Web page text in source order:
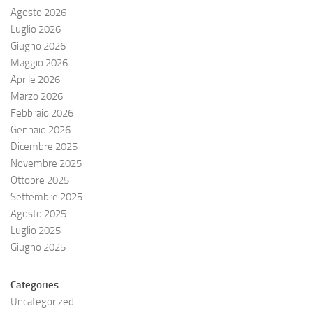
Agosto 2026
Luglio 2026
Giugno 2026
Maggio 2026
Aprile 2026
Marzo 2026
Febbraio 2026
Gennaio 2026
Dicembre 2025
Novembre 2025
Ottobre 2025
Settembre 2025
Agosto 2025
Luglio 2025
Giugno 2025
Categories
Uncategorized